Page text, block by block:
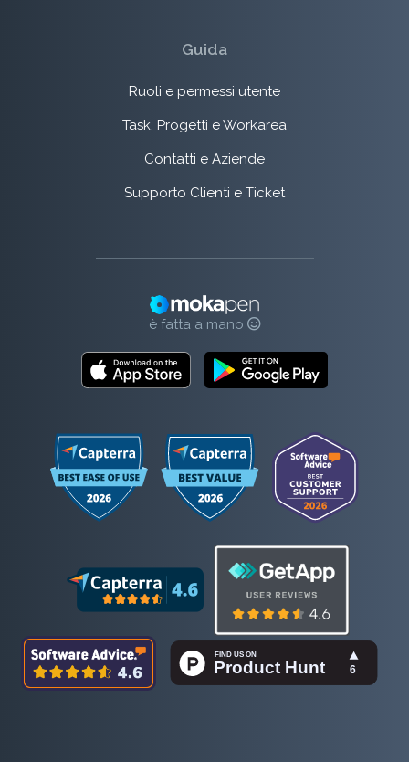
Guida
Ruoli e permessi utente
Task, Progetti e Workarea
Contatti e Aziende
Supporto Clienti e Ticket
è fatta a mano